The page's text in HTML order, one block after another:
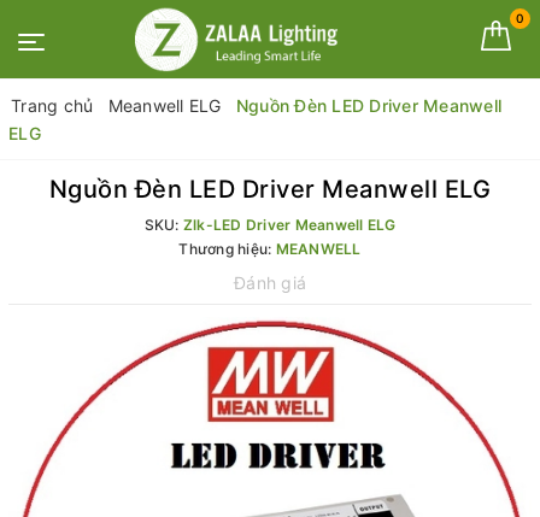
0
Trang chủ Meanwell ELG
Nguồn Đèn LED Driver Meanwell
ELG
Nguồn Đèn LED Driver Meanwell ELG
SKU: Zlk-LED Driver Meanwell ELG
Thương hiệu: MEANWELL
Đánh giá